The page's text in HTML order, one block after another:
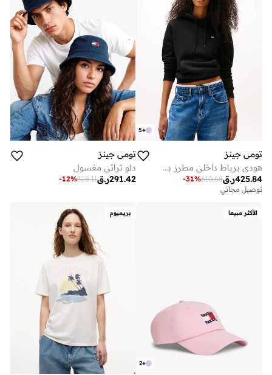
+
5
تومي جينز
هودي برباط داخلي مطرز بشعار العلم
ر.ق425.84
610.68
-31%
توصيل مجاني
تومي جينز
دلو تراثي مغسول
ر.ق291.42
328.11
-12%
الأكثر مبيعا
+
2
بريميوم